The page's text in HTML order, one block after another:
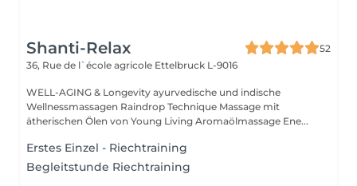
Shanti-Relax
52
36, Rue de l`école agricole Ettelbruck L-9016
WELL-AGING & Longevity ayurvedische und indische
Wellnessmassagen Raindrop Technique Massage mit
ätherischen Ölen von Young Living Aromaölmassage Ene...
Erstes Einzel - Riechtraining
Begleitstunde Riechtraining